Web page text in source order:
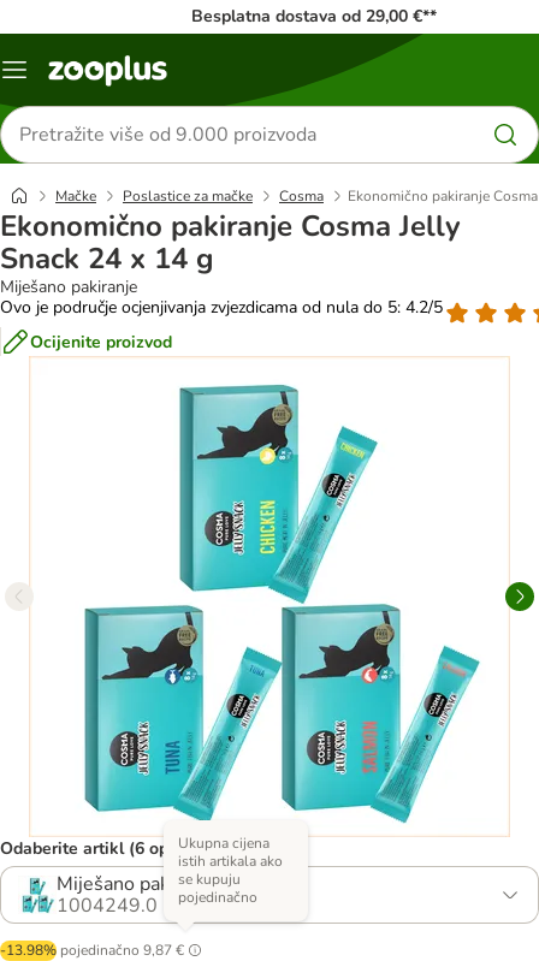
Besplatna dostava od 29,00 €**
Izbornik
Traži
proizvode
Mačke Poslastice za mačke Cosma Ekonomično pakiranje
Ekonomično pakiranje Cosma Jelly
Snack 24 x 14 g
Miješano pakiranje
Ovo je područje ocjenjivanja zvjezdicama od nula do 5: 4.2/5
Ocijenite proizvod
Odaberite artikl (6 opcija)
Miješano pakiranje
1004249.0
-13.98% pojedinačno 9,87 €
Ukupna cijena
istih artikala ako
se kupuju
pojedinačno